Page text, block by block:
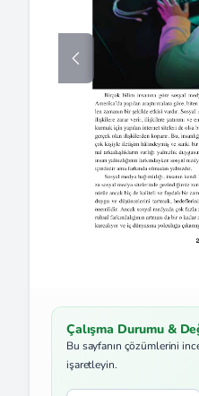
Çalışma Durumu &
Bu sayfanın çözümlerini
işaretleyin.